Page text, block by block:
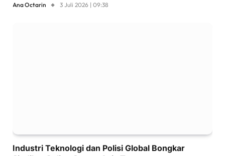
Ana Octarin 3 Juli 2026 | 09:38
Industri Teknologi dan Polisi Global Bongkar